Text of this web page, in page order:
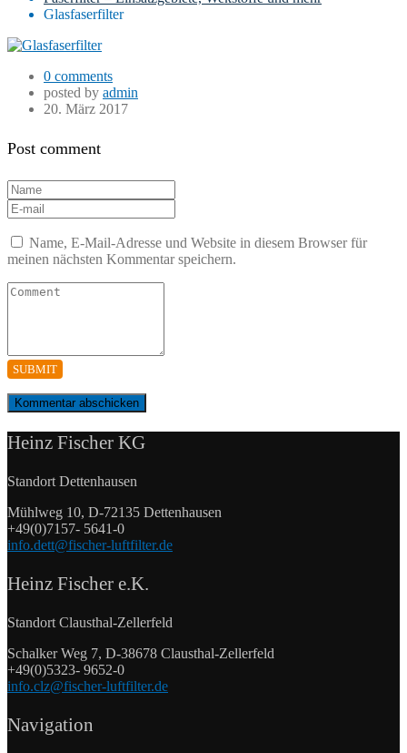
Glasfaserfilter
0 comments
posted by admin
20. März 2017
Post comment
Name, E-Mail-Adresse und Website in diesem Browser für
meinen nächsten Kommentar speichern.
SUBMIT
Heinz Fischer KG
Standort Dettenhausen
Mühlweg 10, D-72135 Dettenhausen
+49(0)7157- 5641-0
info.dett@fischer-luftfilter.de
Heinz Fischer e.K.
Standort Clausthal-Zellerfeld
Schalker Weg 7, D-38678 Clausthal-Zellerfeld
+49(0)5323- 9652-0
info.clz@fischer-luftfilter.de
Navigation